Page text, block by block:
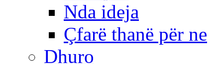
Nda ideja
Çfarë thanë për ne
Dhuro